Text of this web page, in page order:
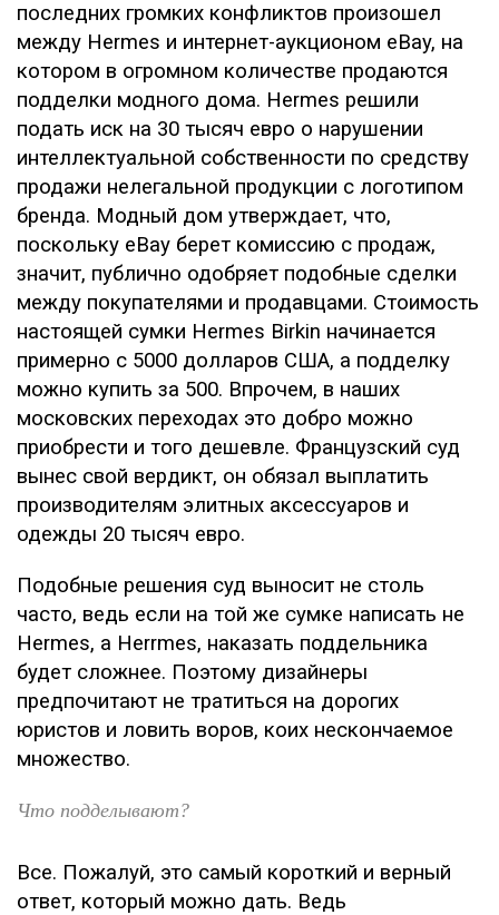
последних громких конфликтов произошел
между Hermes и интернет-аукционом eBay, на
котором в огромном количестве продаются
подделки модного дома. Hermes решили
подать иск на 30 тысяч евро о нарушении
интеллектуальной собственности по средству
продажи нелегальной продукции с логотипом
бренда. Модный дом утверждает, что,
поскольку eBay берет комиссию с продаж,
значит, публично одобряет подобные сделки
между покупателями и продавцами. Стоимость
настоящей сумки Hermes Birkin начинается
примерно с 5000 долларов США, а подделку
можно купить за 500. Впрочем, в наших
московских переходах это добро можно
приобрести и того дешевле. Французский суд
вынес свой вердикт, он обязал выплатить
производителям элитных аксессуаров и
одежды 20 тысяч евро.
Подобные решения суд выносит не столь
часто, ведь если на той же сумке написать не
Hermes, а Herrmes, наказать поддельника
будет сложнее. Поэтому дизайнеры
предпочитают не тратиться на дорогих
юристов и ловить воров, коих нескончаемое
множество.
Что подделывают?
Все. Пожалуй, это самый короткий и верный
ответ, который можно дать. Ведь